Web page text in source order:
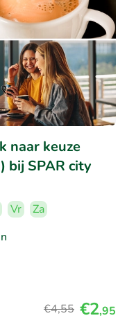
naar keuze
bij SPAR city
Vr
Za
€4,55 €2,95